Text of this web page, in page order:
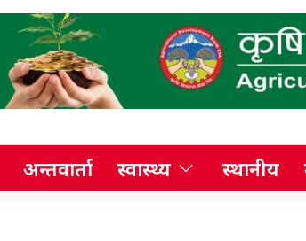
अन्तवार्ता स्वास्थ्य स्थानीय